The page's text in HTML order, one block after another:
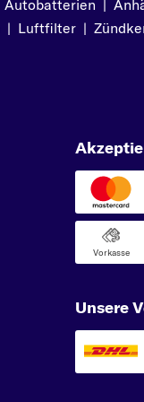
Autobatterien |
| Luftfilter |
Vorkasse
Unsere